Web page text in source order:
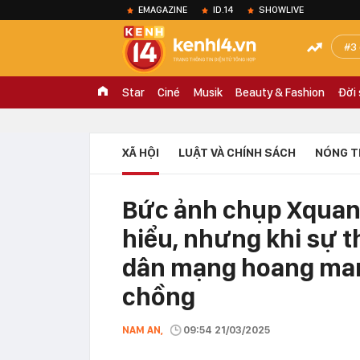
EMAGAZINE ID.14 SHOWLIVE
3
Star Ciné Musik Beauty & Fashion Đời
XÃ HỘI LUẬT VÀ CHÍNH SÁCH NÓNG
Bức ảnh chụp
hiểu, nhưng khi sự
dân mạng hoang
chồng
NAM AN, 09:54 21/03/2025